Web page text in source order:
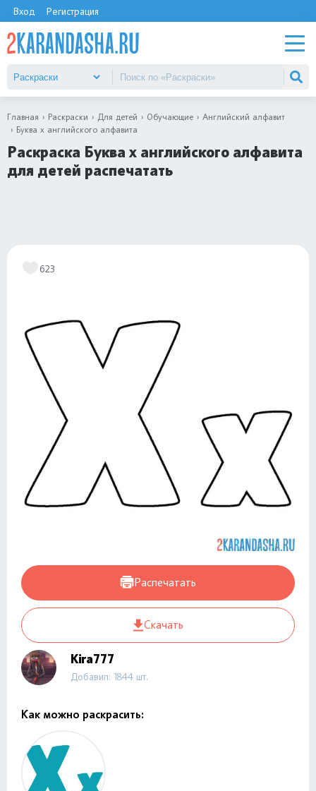
Вход Регистрация
Главная Раскраски Для детей Обучающие
Английский алфавит
Буква x английского алфавита
Раскраска Буква x английского алфавита
для детей распечатать
623
Распечатать
Скачать
Kira777
Добавил: 1844 шт.
Как можно раскрасить: